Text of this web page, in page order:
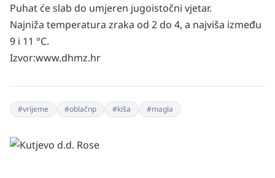
Puhat će slab do umjeren jugoistočni vjetar.
Najniža temperatura zraka od 2 do 4, a najviša između
9 i 11 °C.
Izvor:www.dhmz.hr
#vrijeme #oblačnp #kiša #magla